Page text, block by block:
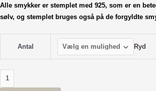
Alle smykker er stemplet med 925, som er en
sølv, og stemplet bruges også på de forgyldte
Antal Ryd
Gyan
Øreringe